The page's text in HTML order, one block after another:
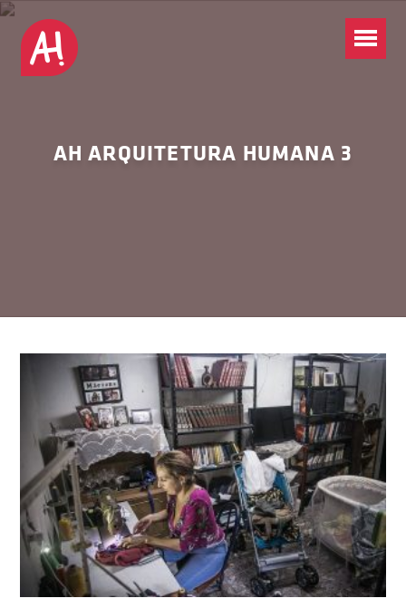
AH ARQUITETURA HUMANA 3